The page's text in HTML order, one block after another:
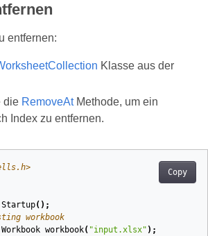
entfernen:
Klasse aus der
die RemoveAtMethode, um ein
Index zu entfernen.
Copy
Startup();
workbook
Workbook workbook( "input.xlsx" ) ;